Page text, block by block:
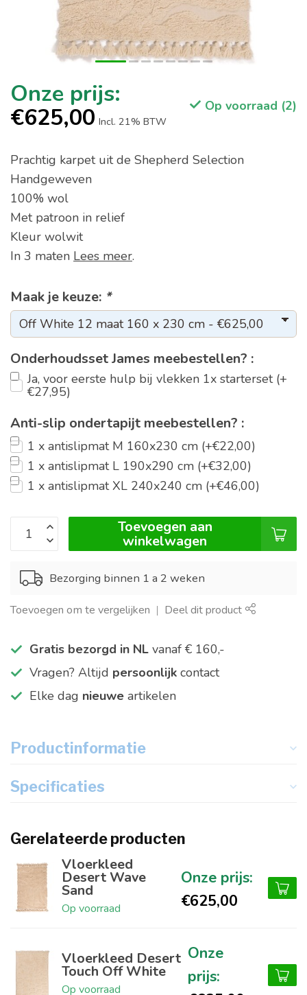
€625,00 Incl. 21% BTW
Op voorraad (2)
Prachtig karpet uit de Shepherd Selection
Handgeweven
100% wol
Met patroon in relief
Kleur wolwit
In 3 maten Lees meer.
Maak je keuze: *
Onderhoudsset James meebestellen? :
Ja, voor eerste hulp bij vlekken 1x starterset (+
€27,95)
Anti-slip ondertapijt meebestellen? :
1 x antislipmat M 160x230 cm (+€22,00)
1 x antislipmat L 190x290 cm (+€32,00)
1 x antislipmat XL 240x240 cm (+€46,00)
Toevoegen aan
winkelwagen
Bezorging binnen 1 a 2 weken
Toevoegen om te vergelijken Deel dit product
Gratis bezorgd in NL vanaf € 160,-
Vragen? Altijd persoonlijk contact
Elke dag nieuwe artikelen
Productinformatie
Specificaties
Gerelateerde producten
Vloerkleed
Desert Wave
Sand
Op voorraad €625,00
Vloerkleed Desert
Touch Off White
Op voorraad